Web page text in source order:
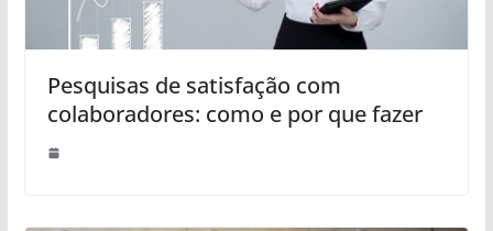
Pesquisas de satisfação com
colaboradores: como e por que fazer